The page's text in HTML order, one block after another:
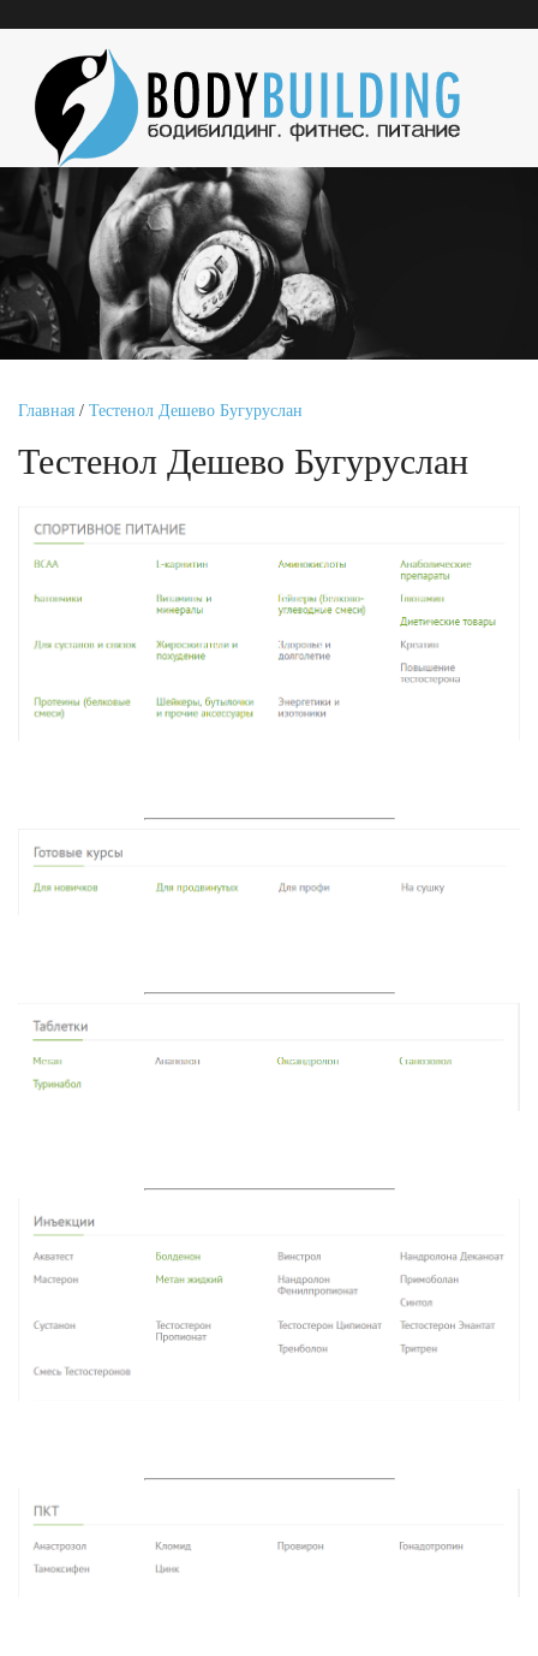
Главная / Тестенол Дешево Бугуруслан
Тестенол Дешево Бугуруслан